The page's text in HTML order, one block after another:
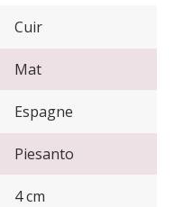
Cuir
Mat
Espagne
Piesanto
4 cm